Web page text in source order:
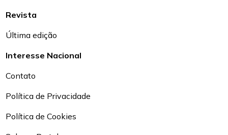
Revista
Última edição
Interesse Nacional
Contato
Política de Privacidade
Política de Cookies